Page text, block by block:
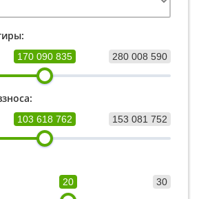
280 008 590
170 090 835
153 081 752
103 618 762
30
20